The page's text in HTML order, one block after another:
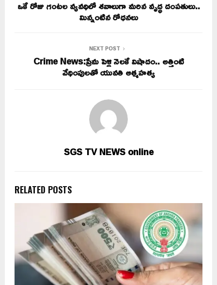
ఒకే రోజు గంటల వ్యవధిలో శవాలుగా మరిన వృద్ధ దంపతులు..
మిన్నంటిన రోధనలు
NEXT POST
Crime News:ప్రేమ పెళ్లి నెలకే విషాదం.. అత్తింటి
వేధింపులతో యువతి ఆత్మహత్య
SGS TV NEWS online
RELATED POSTS